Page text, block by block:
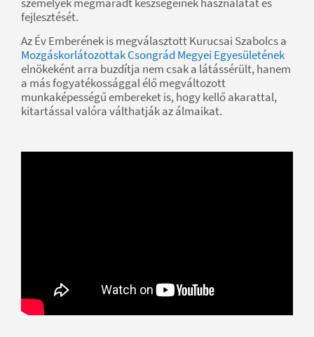
fejlesztését.
Az Év Emberének is megválasztott Kurucsai Szabolcs a
Mozgáskorlátozottak Csongrád Megyei Egyesületének
elnökeként arra buzdítja nem csak a látássérült, hanem
a más fogyatékossággal élő megváltozott
munkaképességű embereket is, hogy kellő akarattal,
kitartással valóra válthatják az álmaikat.